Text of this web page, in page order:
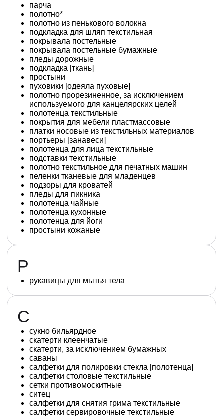
парча
полотно*
полотно из пенькового волокна
подкладка для шляп текстильная
покрывала постельные
покрывала постельные бумажные
пледы дорожные
подкладка [ткань]
простыни
пуховики [одеяла пуховые]
полотно прорезиненное, за исключением
используемого для канцелярских целей
полотенца текстильные
покрытия для мебели пластмассовые
платки носовые из текстильных материалов
портьеры [занавеси]
полотенца для лица текстильные
подставки текстильные
полотно текстильное для печатных машин
пеленки тканевые для младенцев
подзоры для кроватей
пледы для пикника
полотенца чайные
полотенца кухонные
полотенца для йоги
простыни кожаные
Р
рукавицы для мытья тела
С
сукно бильярдное
скатерти клеенчатые
скатерти, за исключением бумажных
саваны
салфетки для полировки стекла [полотенца]
салфетки столовые текстильные
сетки противомоскитные
ситец
салфетки для снятия грима текстильные
салфетки сервировочные текстильные